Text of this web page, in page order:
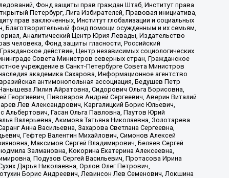
Фонд защиты прав граждан Штаб, Институт права
Петербург, Лига Избирателей, Правовая инициатива,
прав заключенных, Институт глобализации и социальных
Благотворительный фонд помощи осужденным и их семьям,
Аналитический Центр Юрия Левады, Издательство
человека, Фонд защиты гласности, Российский
действие, Центр независимых социологических
Совета Министров северных стран, Гражданское
учреждение в Санкт-Петербурге Совета Министров
академика Сахарова, Информационное агентство
антимонопольная ассоциация, Бедушев Петр
Лилия Айратовна, Сидорович Ольга Борисовна,
Георгиевич, Пивоваров Андрей Сергеевич, Аверин Виталий
Лев Александрович, Каргалицкий Борис Юльевич,
Альбертович, Гасан Ольга Павловна, Паутов Юрий
Валерьевна, Акимова Татьяна Николаевна, Золотарева
Анна Васильевна, Захарова Светлана Сергеевна,
Гефтер Валентин Михайлович, Симонов Алексей
Максимов Сергей Владимирович, Беляев Сергей
Залмановна, Кокорина Екатерина Алексеевна,
Подузов Сергей Васильевич, Протасова Ирина
Дарья Николаевна, Орлов Олег Петрович,
Борис Андреевич, Левинсон Лев Семенович, Локшина